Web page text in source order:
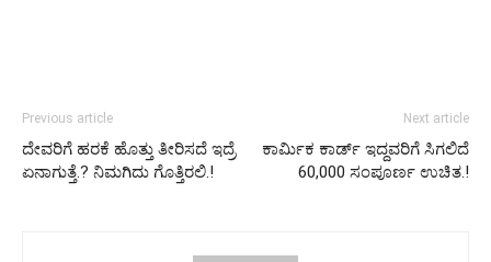
Previous article
ದೇವರಿಗೆ ಹರಕೆ ಹೊತ್ತು ತೀರಿಸದೆ ಇದ್ರೆ
ಏನಾಗುತ್ತೆ.? ನಿಮಗಿದು ಗೊತ್ತಿರಲಿ.!
Next article
ಕಾರ್ಮಿಕ ಕಾರ್ಡ್ ಇದ್ದವರಿಗೆ ಸಿಗಲಿದೆ
60,000 ಸಂಪೂರ್ಣ ಉಚಿತ.!